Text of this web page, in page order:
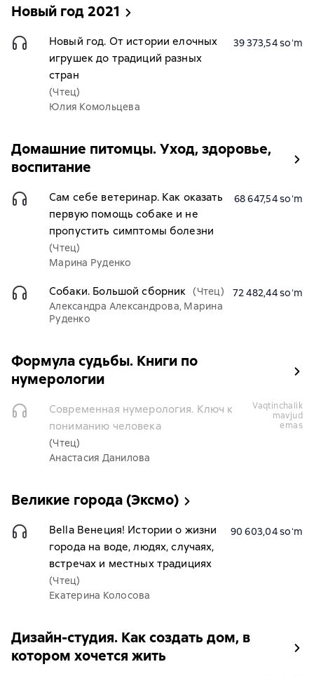
Новый год 2021
Новый год. От истории елочных
игрушек до традиций разных
стран
(Чтец)
Юлия Комольцева
39 373,54 soʻm
Домашние питомцы. Уход, здоровье,
воспитание
Сам себе ветеринар. Как оказать
первую помощь собаке и не
пропустить симптомы болезни
(Чтец)
Марина Руденко
68 647,54 soʻm
Собаки. Большой сборник (Чтец)
Александра Александрова, Марина
Руденко
72 482,44 soʻm
Формула судьбы. Книги по
нумерологии
Современная нумерология. Ключ к
пониманию человека
(Чтец)
Анастасия Данилова
vaqtinchalik
mavjud
emas
Великие города (Эксмо)
Bella Венеция! Истории о жизни
города на воде, людях, случаях,
встречах и местных традициях
(Чтец)
Екатерина Колосова
90 603,04 soʻm
Дизайн-студия. Как создать дом, в
котором хочется жить